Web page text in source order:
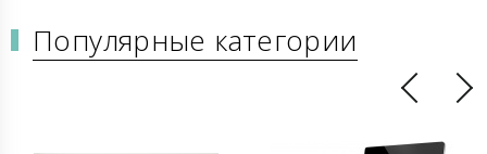
Популярные категории